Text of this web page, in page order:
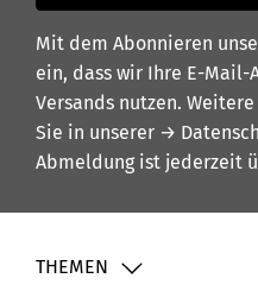
Mit dem Abonnieren
ein, dass wir Ihre E-Mail-
Versands nutzen.
Sie in unserer →
Abmeldung ist jederzeit
THEMEN